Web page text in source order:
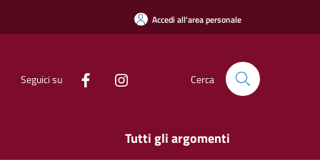
Accedi all'area personale
Seguici su Cerca
Tutti gli argomenti